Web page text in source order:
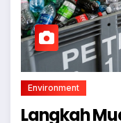
Environment
Langkah